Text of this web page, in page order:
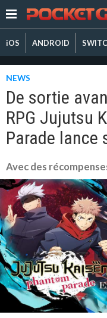
iOS ANDROID
NEWS
De sortie
RPG Jujutsu
Parade lance
Avec des